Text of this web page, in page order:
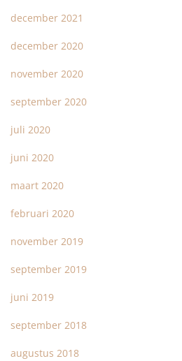
december 2021
december 2020
november 2020
september 2020
juli 2020
juni 2020
maart 2020
februari 2020
november 2019
september 2019
juni 2019
september 2018
augustus 2018